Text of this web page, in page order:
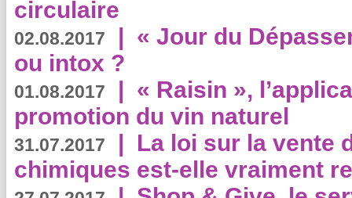
circulaire
02.08.2017 | « Jour du
ou intox ?
01.08.2017 | « Raisin »,
promotion du vin naturel
31.07.2017 | La loi sur la vente
chimiques est-elle vraiment